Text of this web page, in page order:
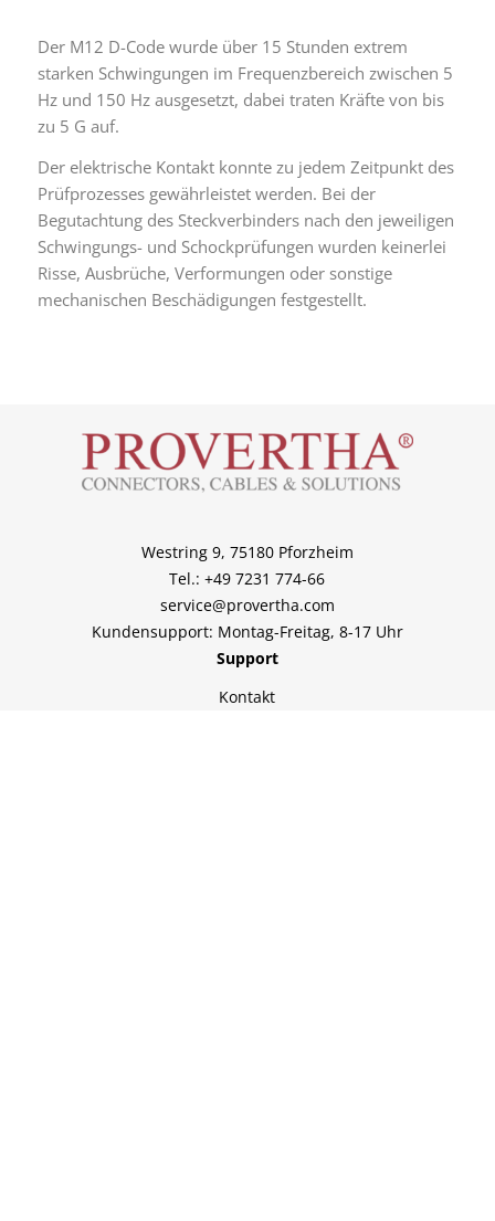
Der M12 D-Code wurde über 15 Stunden extrem
starken Schwingungen im Frequenzbereich zwischen 5
Hz und 150 Hz ausgesetzt, dabei traten Kräfte von bis
zu 5 G auf.
Der elektrische Kontakt konnte zu jedem Zeitpunkt des
Prüfprozesses gewährleistet werden. Bei der
Begutachtung des Steckverbinders nach den jeweiligen
Schwingungs- und Schockprüfungen wurden keinerlei
Risse, Ausbrüche, Verformungen oder sonstige
mechanischen Beschädigungen festgestellt.
Westring 9, 75180 Pforzheim
Tel.: +49 7231 774-66
service@provertha.com
Kundensupport: Montag-Freitag, 8-17 Uhr
Support
Kontakt